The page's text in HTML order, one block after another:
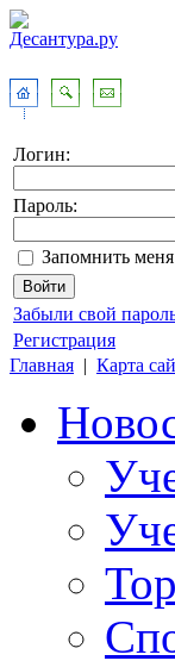
Логин:
Пароль:
Запомнить
Забыли свой
Регистрация
Главная | Карта